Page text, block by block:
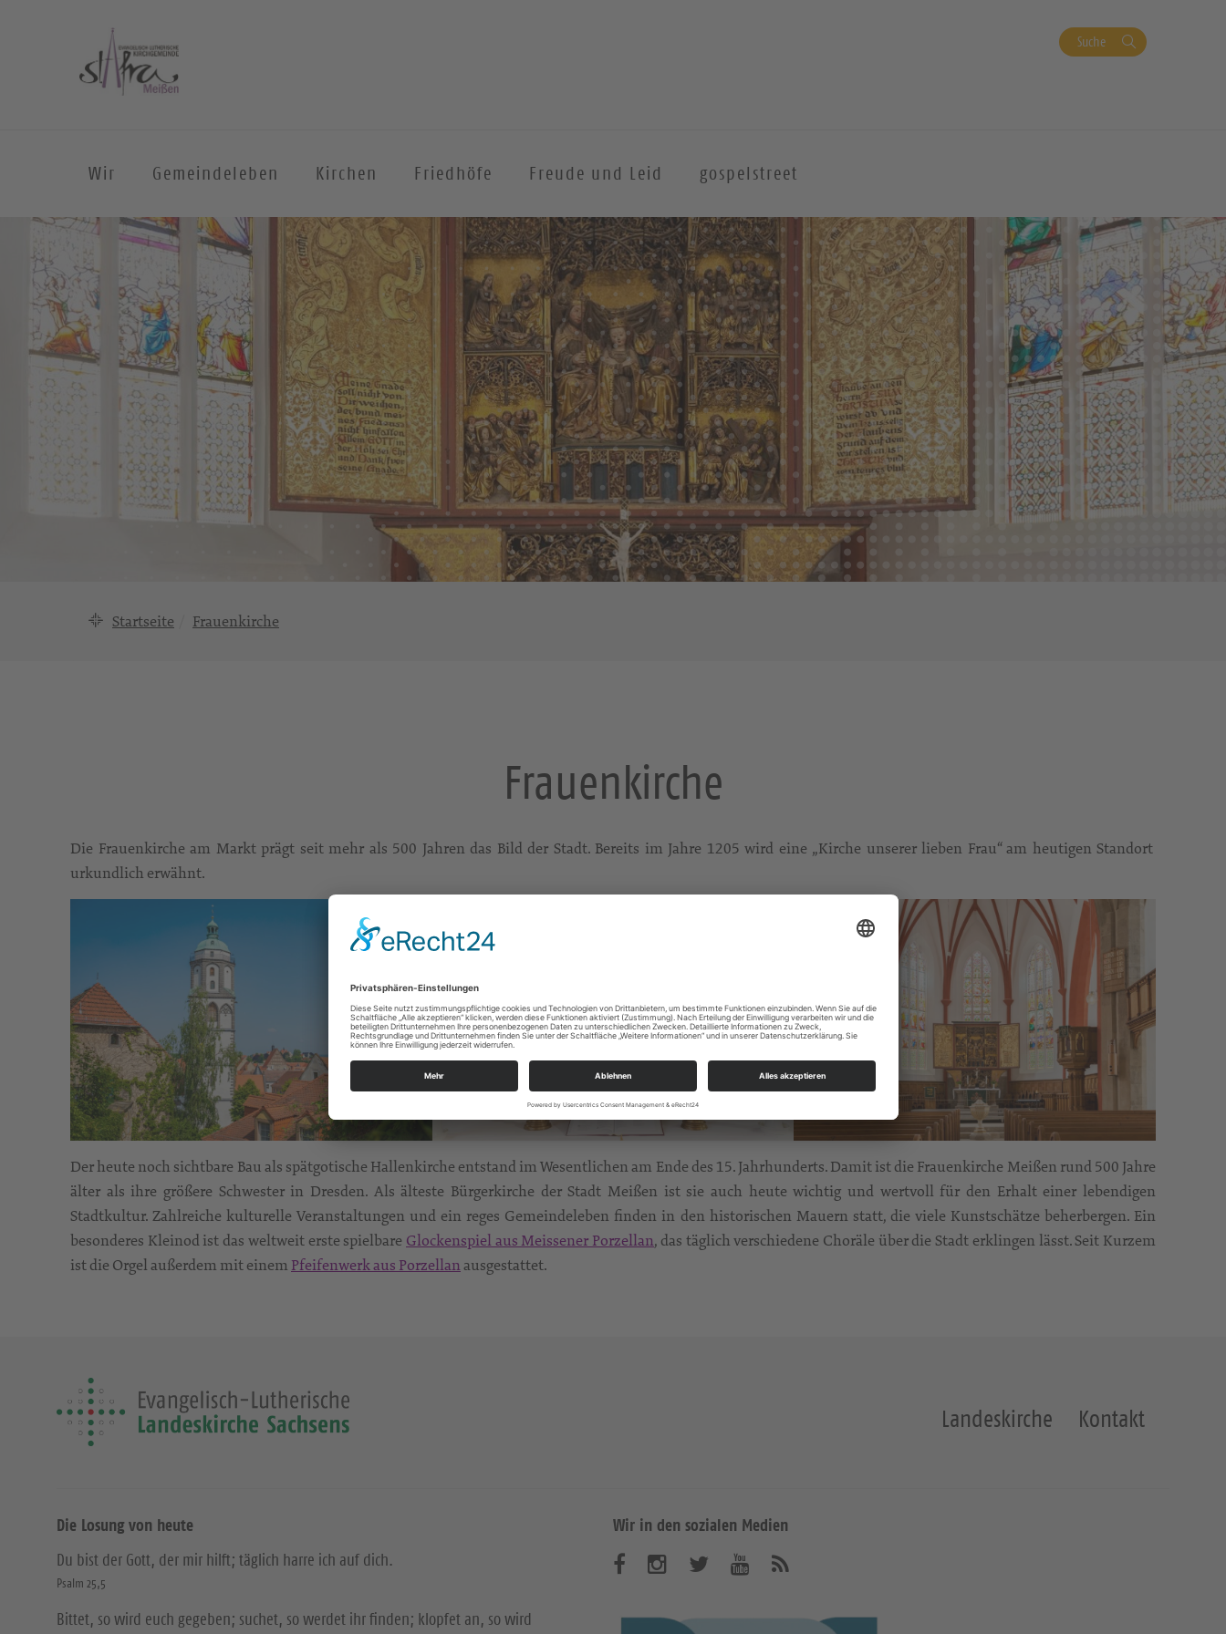
Suche
Wir Gemeindeleben Kirchen Friedhöfe Freude und Leid gospelstreet
Startseite Frauenkirche
Frauenkirche
Die Frauenkirche am Markt prägt seit mehr als 500 Jahren das Bild der Stadt. Bereits im Jahre 1205 wird eine „Kirche unserer lieben Frau“ am heutigen Standort
urkundlich erwähnt.
Der heute noch sichtbare Bau als spätgotische Hallenkirche entstand im Wesentlichen am Ende des 15. Jahrhunderts. Damit ist die Frauenkirche Meißen rund 500 Jahre
älter als ihre größere Schwester in Dresden. Als älteste Bürgerkirche der Stadt Meißen ist sie auch heute wichtig und wertvoll für den Erhalt einer lebendigen
Stadtkultur. Zahlreiche kulturelle Veranstaltungen und ein reges Gemeindeleben finden in den historischen Mauern statt, die viele Kunstschätze beherbergen. Ein
besonderes Kleinod ist das weltweit erste spielbare Glockenspiel aus Meissener Porzellan, das täglich verschiedene Choräle über die Stadt erklingen lässt. Seit Kurzem
ist die Orgel außerdem mit einem Pfeifenwerk aus Porzellanausgestattet.
Landeskirche Kontakt
Die Losung von heute
Du bist der Gott, der mir hilft; täglich harre ich auf dich.
Psalm 25,5
Bittet, so wird euch gegeben; suchet, so werdet ihr finden; klopfet an, so wird
Wir in den sozialen Medien
B
B
B
B
A